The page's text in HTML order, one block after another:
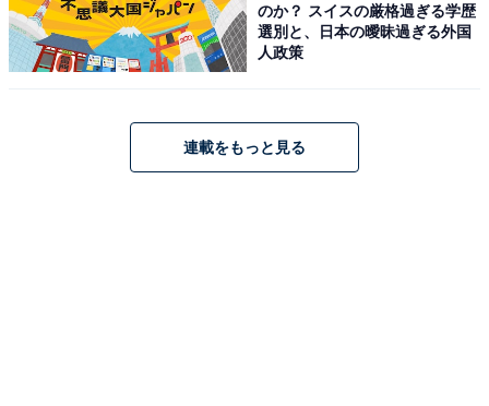
1 2
のか？ スイスの厳格過ぎる学歴
選別と、日本の曖昧過ぎる外国
人政策
連載をもっと見る